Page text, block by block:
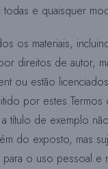
e quaisquer
os materiais,
direitos de autor,
ou estão
por estes
título de exemplo
do exposto, mas
o uso pessoal e